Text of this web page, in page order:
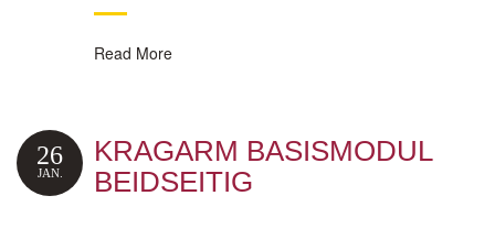
Read More
26
JAN.
KRAGARM BASISMODUL
BEIDSEITIG